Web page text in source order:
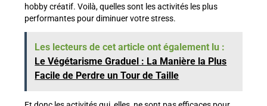
hobby créatif. Voilà, quelles sont les activités les plus
performantes pour diminuer votre stress.
Les lecteurs de cet article ont également lu :
Le Végétarisme Graduel : La Manière la Plus
Facile de Perdre un Tour de Taille